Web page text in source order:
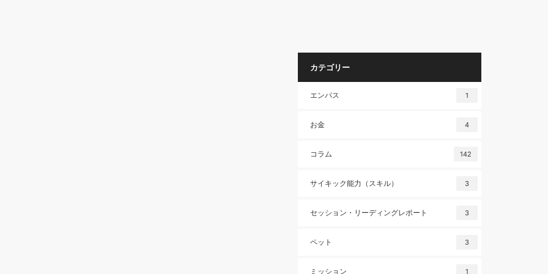
カテゴリー
エンパス 1
お金 4
コラム 142
サイキック能力（スキル） 3
セッション・リーディングレポート 3
ペット 3
ミッション 1